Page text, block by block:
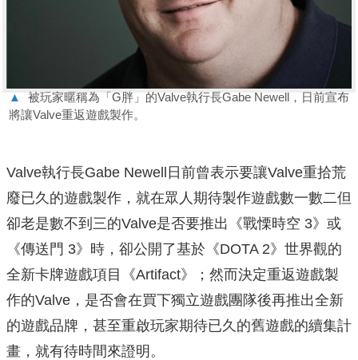
▲
被玩家暱稱為「G胖」的Valve執行長Gabe Newell，日前宣布
將讓Valve重返遊戲製作。
Valve執行長Gabe Newell日前曾表示要讓Valve重拾荒
廢已久的遊戲製作，就在眾人期待製作遊戲數一數二但
卻老是數不到三的Valve是否要推出《戰慄時空 3》或
《傳送門 3》時，卻公開了基於《DOTA 2》世界觀的
全新卡牌遊戲項目《Artifact》；然而決定重返遊戲製
作的Valve，是否會在買下獨立遊戲團隊後再推出全新
的遊戲品牌，甚至重啟玩家期待已久的舊遊戲的續集計
畫，就有待時間來證明。